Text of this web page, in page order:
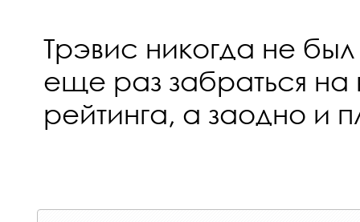
Трэвис никогда не
еще раз забраться
рейтинга, а заодно и